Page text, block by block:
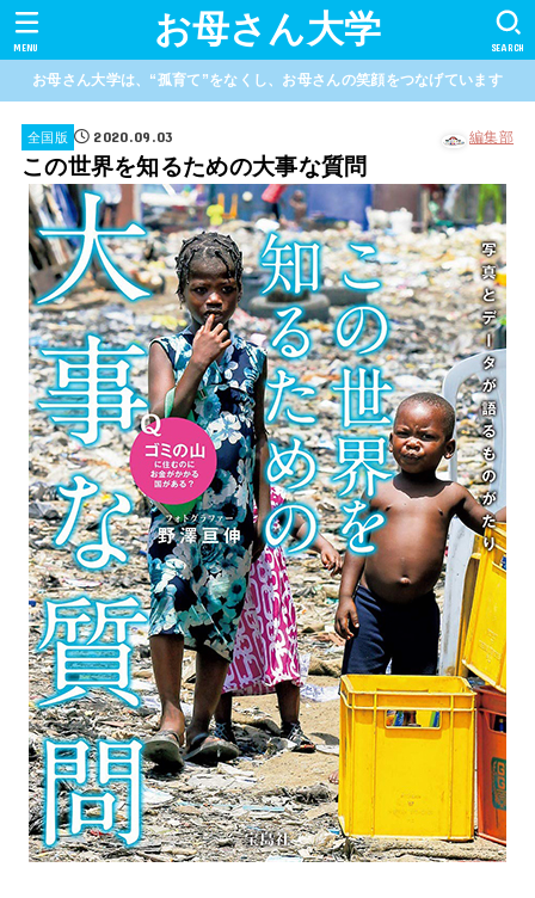
お母さん大学 SEARCH
MENU
お母さん大学は、“孤育て”をなくし、お母さんの笑顔をつなげています
全国版 2020.09.03 編集部
この世界を知るための大事な質問